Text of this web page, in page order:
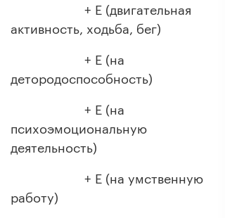
+ E (двигательная
активность, ходьба, бег)
+ E (на
детородоспособность)
+ E (на
психоэмоциональную
деятельность)
+ E (на умственную
работу)